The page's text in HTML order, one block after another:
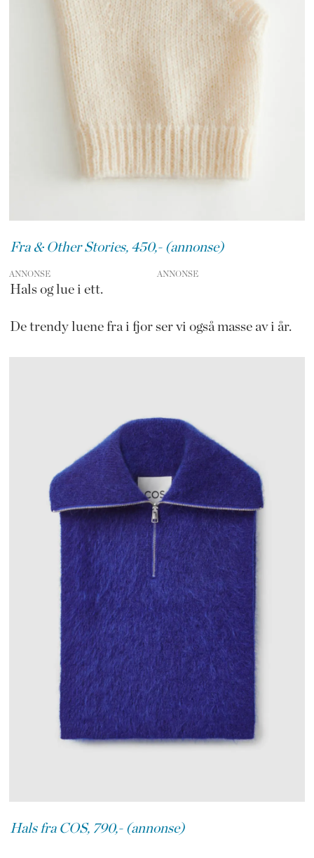
Fra & Other Stories, 450,- (annonse)
ANNONSE
Hals og lue i ett.
De trendy luene fra i fjor ser vi også masse av i år.
Hals fra COS, 790,- (annonse)